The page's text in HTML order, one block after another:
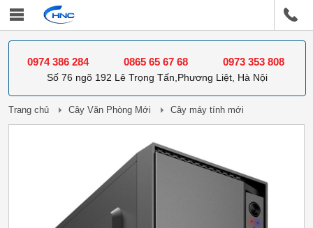
0974 386 284 0865 65 67 68 0973 353 808
Số 76 ngõ 192 Lê Trọng Tấn,Phương Liệt, Hà Nội
Trang chủ Cây Văn Phòng Mới Cây máy tính mới